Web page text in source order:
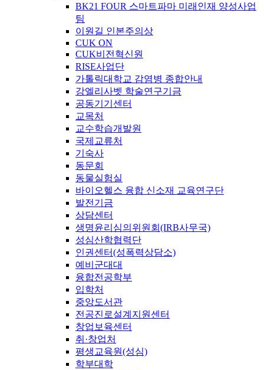
BK21 FOUR 스마트파마 미래인재 양성사업
팀
이원길 인본주의상
CUK ON
CUK비전혁신원
RISE사업단
가톨릭대학교 감염병 종합안내
강엘리사벳 학술연구기금
공동기기센터
교목처
교수학습개발원
국제교류처
기숙사
동문회
동물실험실
바이오헬스 융합 신소재 교육연구단
발전기금
상담센터
생명윤리심의위원회(IRB사무국)
성심산학협력단
인권센터(성폭력상담소)
예비군대대
융합전공학부
입학처
중앙도서관
전공진로설계지원센터
창업보육센터
취·창업처
평생교육원(성심)
학부대학